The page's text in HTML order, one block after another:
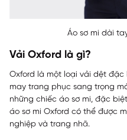
Áo sơ mi dài
Vải Oxford là gì?
Oxford là một loại vải dệt
may trang phục sang trọng
những chiếc áo sơ mi, đặc
áo sơ mi Oxford có thể được
nghiệp và trang nhã.